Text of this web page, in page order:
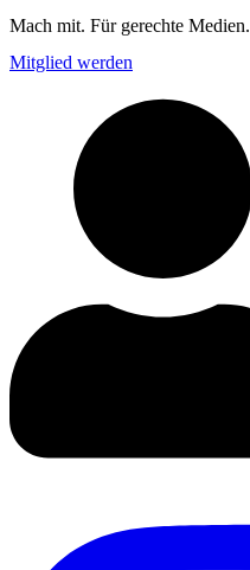
Mach mit. Für gerechte Medien.
Mitglied werden